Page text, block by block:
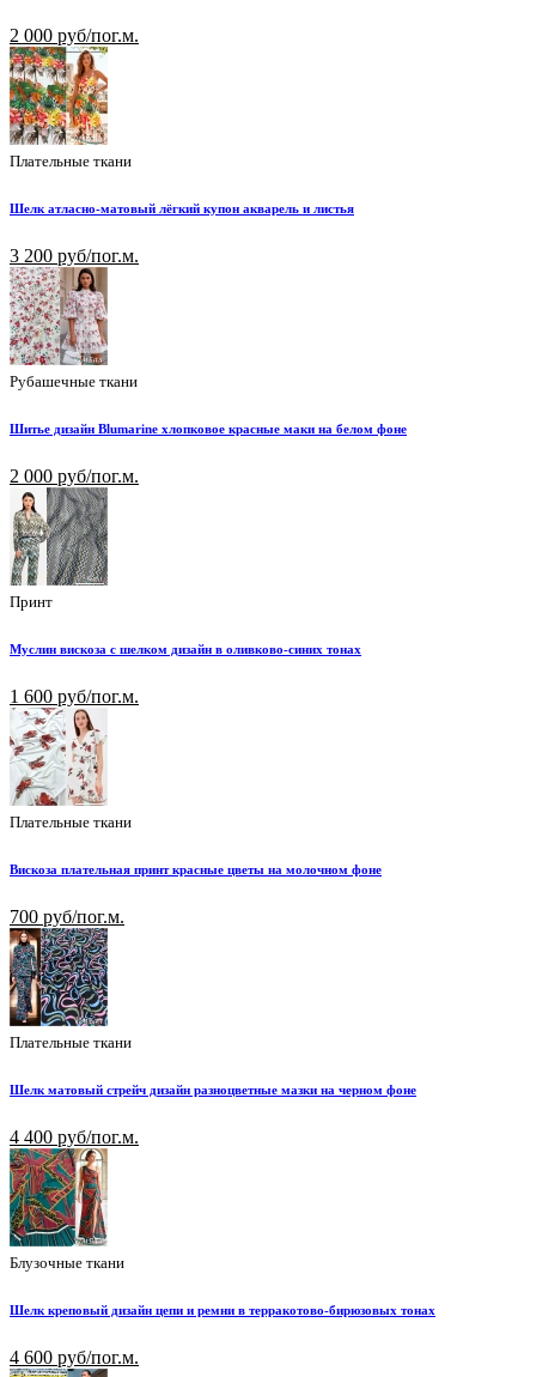
2 000 руб/пог.м.
Плательные ткани
Шелк атласно-матовый лёгкий купон акварель и листья
3 200 руб/пог.м.
Рубашечные ткани
Шитье дизайн Blumarine хлопковое красные маки на белом фоне
2 000 руб/пог.м.
Принт
Муслин вискоза с шелком дизайн в оливково-синих тонах
1 600 руб/пог.м.
Плательные ткани
Вискоза плательная принт красные цветы на молочном фоне
700 руб/пог.м.
Плательные ткани
Шелк матовый стрейч дизайн разноцветные мазки на черном фоне
4 400 руб/пог.м.
Блузочные ткани
Шелк креповый дизайн цепи и ремни в терракотово-бирюзовых тонах
4 600 руб/пог.м.